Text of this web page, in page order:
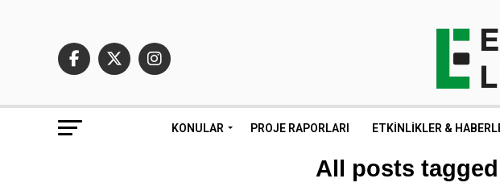
KONULAR PROJE RAPORLARI ETKINLIKLER &
All posts